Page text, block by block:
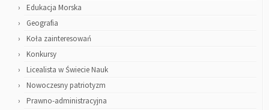
Edukacja Morska
Geografia
Koła zainteresowań
Konkursy
Licealista w Świecie Nauk
Nowoczesny patriotyzm
Prawno-administracyjna